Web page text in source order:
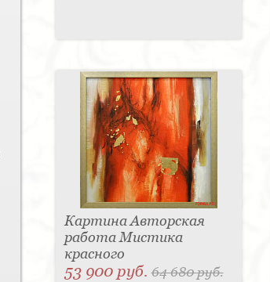
Картина Авторская
работа Мистика
красного
53 900 руб.64 680 руб.